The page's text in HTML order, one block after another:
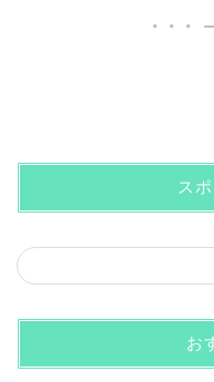
ス
お